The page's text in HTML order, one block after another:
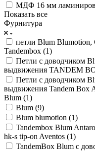
МДФ 16 мм
Показать все
Фурнитура
петли Blum
Tandembox (1)
Петли с доводчиком
выдвижения TANDEM
Петли с доводчиком
выдвижения Tandem Box
Blum (1)
Blum (9)
Blum blumotion (1)
Tandembox Blum
hk-s tip-on Aventos (1)
TandemBox Blum с